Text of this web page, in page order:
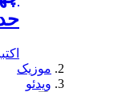
حدود
اکتبر 19,
موزیک
ویدئو